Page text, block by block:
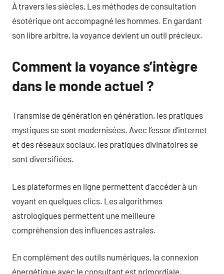
À travers les siècles, Les méthodes de consultation
ésotérique ont accompagné les hommes. En gardant
son libre arbitre, la voyance devient un outil précieux.
Comment la voyance s’intègre
dans le monde actuel ?
Transmise de génération en génération, les pratiques
mystiques se sont modernisées. Avec l’essor d’internet
et des réseaux sociaux, les pratiques divinatoires se
sont diversifiées.
Les plateformes en ligne permettent d’accéder à un
voyant en quelques clics. Les algorithmes
astrologiques permettent une meilleure
compréhension des influences astrales.
En complément des outils numériques, la connexion
énergétique avec le consultant est primordiale.